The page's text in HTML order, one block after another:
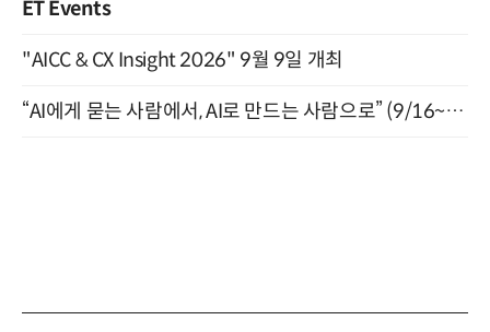
ET Events
"AICC & CX Insight 2026" 9월 9일 개최
“AI에게 묻는 사람에서, AI로 만드는 사람으로” (9/16~17)